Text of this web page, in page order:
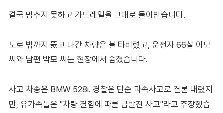
결국 멈추지 못하고 가드레일을 그대로 들이받습니다.
도로 밖까지 뚫고 나간 차량은 불 타버렸고, 운전자 66살 이모
씨와 남편 박모 씨는 현장에서 숨졌습니다.
사고 차종은 BMW 528i. 경찰은 단순 과속사고로 결론 내렸지
만, 유가족들은 "차량 결함에 따른 급발진 사고"라고 주장했습